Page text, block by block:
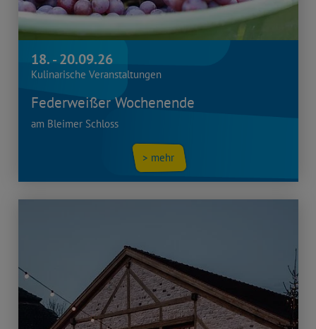
18. - 20.09.26
Kulinarische Veranstaltungen
Federweißer Wochenende
am Bleimer Schloss
> mehr